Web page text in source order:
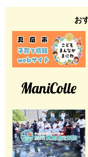
お